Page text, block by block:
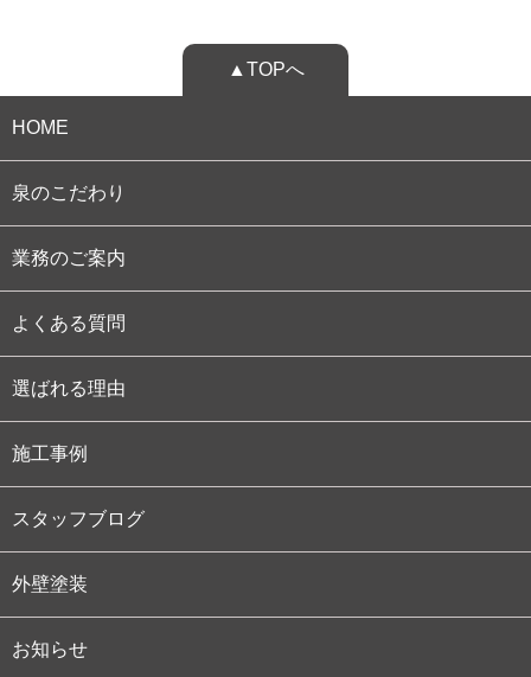
▲TOPへ
HOME
泉のこだわり
業務のご案内
よくある質問
選ばれる理由
施工事例
スタッフブログ
外壁塗装
お知らせ